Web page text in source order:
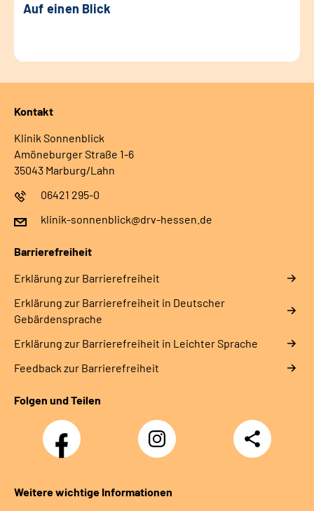
Auf einen Blick
Kontakt
Klinik Sonnenblick
Amöneburger Straße 1-6
35043 Marburg/Lahn
06421 295-0
klinik-sonnenblick@drv-hessen.de
Barrierefreiheit
Erklärung zur Barrierefreiheit
Erklärung zur Barrierefreiheit in Deutscher
Gebärdensprache
Erklärung zur Barrierefreiheit in Leichter Sprache
Feedback zur Barrierefreiheit
Folgen und Teilen
Facebook
Klinik
Sonnenblick
Instagram
Klinik
Sonnenblick
Teilen
Weitere wichtige Informationen